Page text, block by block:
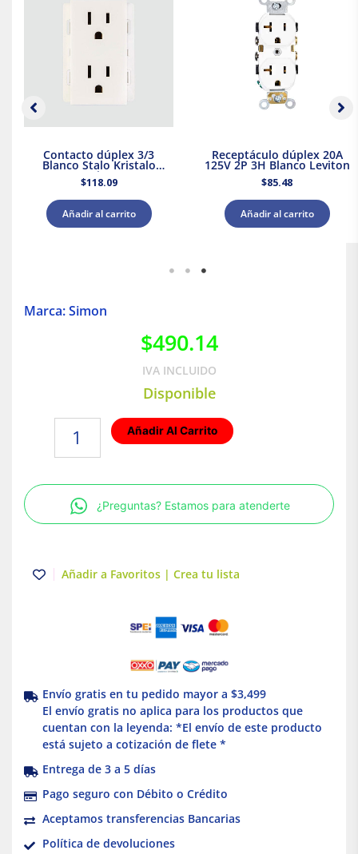
Contacto dúplex 3/3
Blanco Stalo Kristalo
Leviton
$118.09
Añadir al carrito
Receptáculo dúplex 20A
125V 2P 3H Blanco Leviton
$85.48
Añadir al carrito
Marca: Simon
$490.14
IVA INCLUIDO
Disponible
color
blanco
Simon
Añadir Al Carrito
¿Preguntas? Estamos para atenderte
Añadir a Favoritos | Crea tu lista
Envío gratis en tu pedido mayor a $3,499
El envío gratis no aplica para los productos que
cuentan con la leyenda: *El envío de este producto
está sujeto a cotización de flete *
Entrega de 3 a 5 días
Pago seguro con Débito o Crédito
Aceptamos transferencias Bancarias
Política de devoluciones